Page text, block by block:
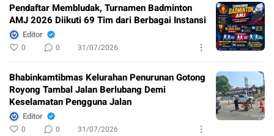
Pendaftar Membludak, Turnamen Badminton
AMJ 2026 Diikuti 69 Tim dari Berbagai Instansi
Editor
0 0 31/07/2026
Bhabinkamtibmas Kelurahan Penurunan Gotong
Royong Tambal Jalan Berlubang Demi
Keselamatan Pengguna Jalan
Editor
0 0 31/07/2026